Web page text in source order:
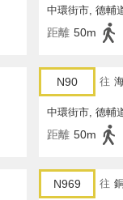
中環街市, 德輔
距離 50m
N90 往
中環街市, 德輔
距離 50m
N969 往